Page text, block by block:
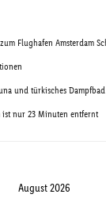
Flughafen Amsterdam
und türkisches Dampfbad
ist nur 23 Minuten entfernt
August 2026